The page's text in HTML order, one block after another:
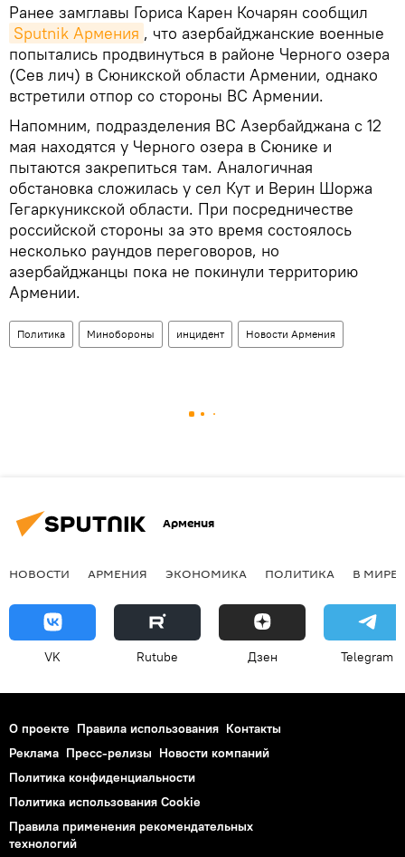
Ранее замглавы Гориса Карен Кочарян сообщил
Sputnik Армения , что азербайджанские военные
попытались продвинуться в районе Черного озера
(Сев лич) в Сюникской области Армении, однако
встретили отпор со стороны ВС Армении.
Напомним, подразделения ВС Азербайджана с 12
мая находятся у Черного озера в Сюнике и
пытаются закрепиться там. Аналогичная
обстановка сложилась у сел Кут и Верин Шоржа
Гегаркуникской области. При посредничестве
российской стороны за это время состоялось
несколько раундов переговоров, но
азербайджанцы пока не покинули территорию
Армении.
Политика Минобороны инцидент Новости Армения
Армения
НОВОСТИ АРМЕНИЯ ЭКОНОМИКА ПОЛИТИКА В МИРЕ
VK Rutube Дзен Telegram
О проекте Правила использования Контакты
Реклама Пресс-релизы Новости компаний
Политика конфиденциальности
Политика использования Cookie
Правила применения рекомендательных
технологий